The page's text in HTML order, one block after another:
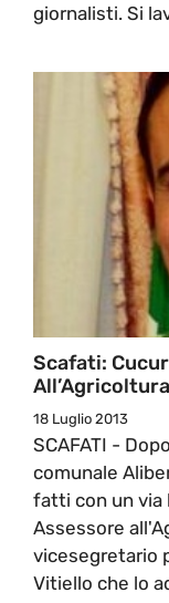
giornalisti. Si
Scafati:
18 Luglio 2013
SCAFATI -
comunale
fatti con un via
Assessore
vicesegretario
Vitiello che lo